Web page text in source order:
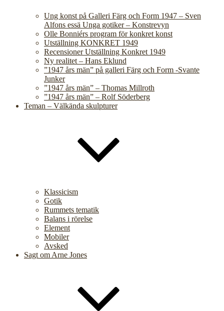
Ung konst på Galleri Färg och Form 1947 – Sven
Alfons essä Unga gotiker – Konstrevyn
Olle Bonniérs program för konkret konst
Utställning KONKRET 1949
Recensioner Utställning Konkret 1949
Ny realitet – Hans Eklund
”1947 års män” på galleri Färg och Form -Svante
Junker
”1947 års män” – Thomas Millroth
”1947 års män” – Rolf Söderberg
Teman – Välkända skulpturer
Klassicism
Gotik
Rummets tematik
Balans i rörelse
Element
Mobiler
Avsked
Sagt om Arne Jones